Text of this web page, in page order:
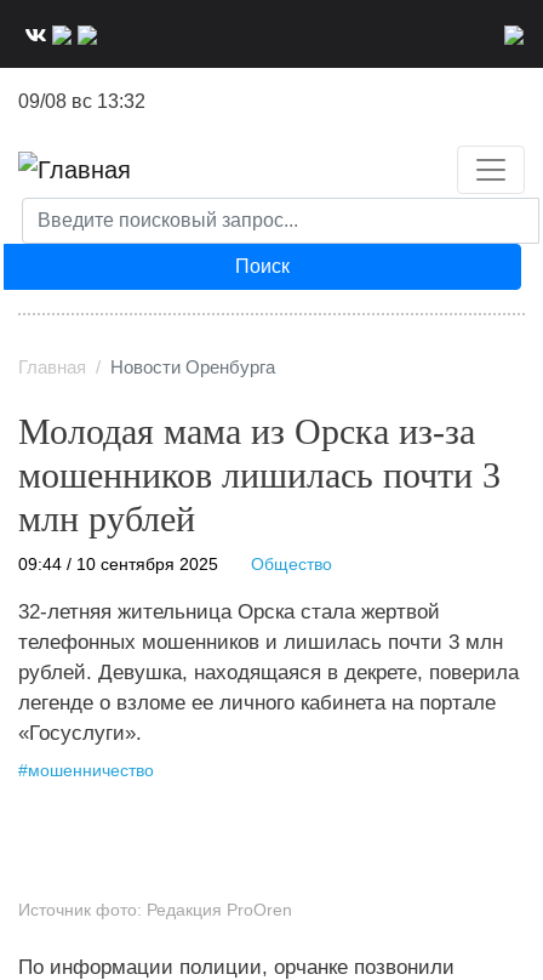
09/08 вс 13:32
Поиск
Главная Новости Оренбурга
Молодая мама из Орска из-за
мошенников лишилась почти 3
млн рублей
09:44 / 10 сентября 2025 Общество
32-летняя жительница Орска стала жертвой
телефонных мошенников и лишилась почти 3 млн
рублей. Девушка, находящаяся в декрете, поверила
легенде о взломе ее личного кабинета на портале
«Госуслуги».
#мошенничество
Источник фото: Редакция ProOren
По информации полиции, орчанке позвонили